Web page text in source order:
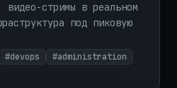
видео-стримы в реальном
под пиковую
#devops
#administration